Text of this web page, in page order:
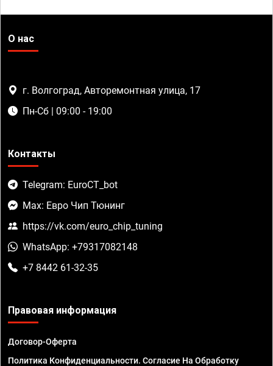
О нас
г. Волгоград, Авторемонтная улица, 17
Пн-Сб | 09:00 - 19:00
Контакты
Telegram: EuroCT_bot
Max: Евро Чип Тюнинг
https://vk.com/euro_chip_tuning
WhatsApp: +79317082148
+7 8442 61-32-35
Правовая информация
Договор-Оферта
Политика Конфиденциальности. Согласие На Обработку